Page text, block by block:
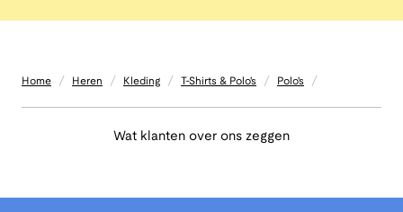
Home / Heren / Kleding / T-Shirts & Polo's / Polo's /
Wat klanten over ons zeggen